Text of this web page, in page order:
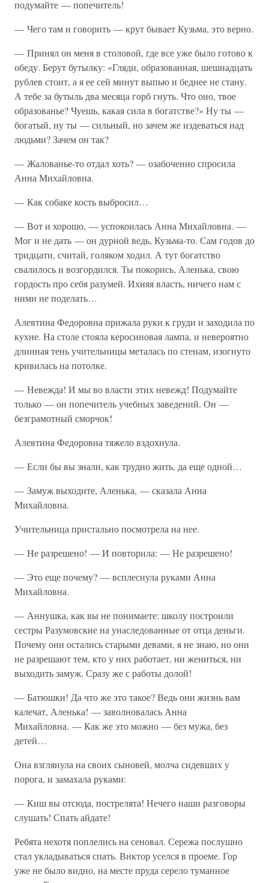
подумайте — попечитель!
— Чего там и говорить — крут бывает Кузьма, это верно.
— Принял он меня в столовой, где все уже было готово к
обеду. Берут бутылку: «Гляди, образованная, шешнадцать
рублев стоит, а я ее сей минут выпью и беднее не стану.
А тебе за бутыль два месяца горб гнуть. Что оно, твое
образованье? Чуешь, какая сила в богатстве?» Ну ты —
богатый, ну ты — сильный, но зачем же издеваться над
людьми? Зачем он так?
— Жалованье-то отдал хоть? — озабоченно спросила
Анна Михайловна.
— Как собаке кость выбросил…
— Вот и хорошо, — успокоилась Анна Михайловна. —
Мог и не дать — он дурной ведь, Кузьма-то. Сам годов до
тридцати, считай, голяком ходил. А тут богатство
свалилось и возгордился. Ты покорись, Аленька, свою
гордость про себя разумей. Ихняя власть, ничего нам с
ними не поделать…
Алевтина Федоровна прижала руки к груди и заходила по
кухне. На столе стояла керосиновая лампа, и невероятно
длинная тень учительницы металась по стенам, изогнуто
кривилась на потолке.
— Невежда! И мы во власти этих невежд! Подумайте
только — он попечитель учебных заведений. Он —
безграмотный сморчок!
Алевтина Федоровна тяжело вздохнула.
— Если бы вы знали, как трудно жить, да еще одной…
— Замуж выходите, Аленька, — сказала Анна
Михайловна.
Учительница пристально посмотрела на нее.
— Не разрешено! — И повторила: — Не разрешено!
— Это еще почему? — всплеснула руками Анна
Михайловна.
— Аннушка, как вы не понимаете: школу построили
сестры Разумовские на унаследованные от отца деньги.
Почему они остались старыми девами, я не знаю, но они
не разрешают тем, кто у них работает, ни жениться, ни
выходить замуж. Сразу же с работы долой!
— Батюшки! Да что же это такое? Ведь они жизнь вам
калечат, Аленька! — заволновалась Анна
Михайловна. — Как же это можно — без мужа, без
детей…
Она взглянула на своих сыновей, молча сидевших у
порога, и замахала руками:
— Киш вы отсюда, пострелята! Нечего наши разговоры
слушать! Спать айдате!
Ребята нехотя поплелись на сеновал. Сережа послушно
стал укладываться спать. Виктор уселся в проеме. Гор
уже не было видно, на месте пруда серело туманное